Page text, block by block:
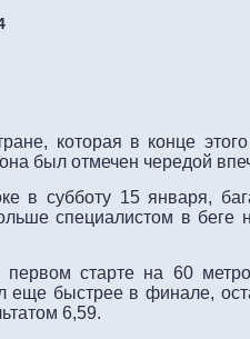
которая в конце
был отмечен чередой
в субботу 15 января,
специалистом в беге
первом старте на 60
еще быстрее в финале,
6,59.